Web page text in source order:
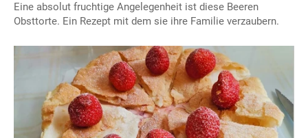
Eine absolut fruchtige Angelegenheit ist diese Beeren
Obsttorte. Ein Rezept mit dem sie ihre Familie verzaubern.